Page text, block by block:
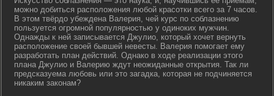
можно добиться расположения любой красотки всего за 7 часов.
В этом твёрдо убеждена Валерия, чей курс по соблазнению
пользуется огромной популярностью у одиноких мужчин.
Однажды к ней записывается Джулио, который хочет вернуть
расположение своей бывшей невесты. Валерия помогает ему
разработать план действий. Однако в ходе реализации этого
плана Джулио и Валерию ждут неожиданные открытия. Так ли
предсказуема любовь или это загадка, которая не подчиняется
никаким законам?